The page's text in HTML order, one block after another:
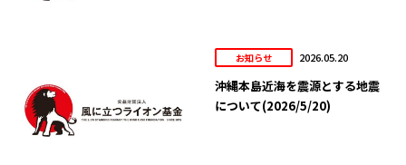
お知らせ 2026.05.20
沖縄本島近海を震源とする地震
について(2026/5/20)